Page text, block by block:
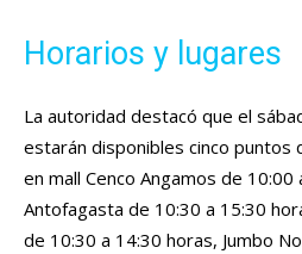
Horarios y lugares
La autoridad destacó que el
estarán disponibles cinco puntos
en mall Cenco Angamos de 10:00
Antofagasta de 10:30 a 15:30
de 10:30 a 14:30 horas, Jumbo